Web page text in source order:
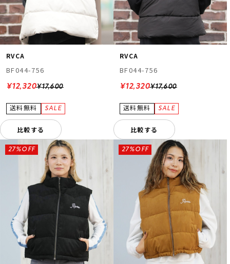
RVCA
BF044-756
¥17,600
¥12,320
比較する
RVCA
BF044-756
¥17,600
¥12,320
比較する
27%OFF 27%OFF